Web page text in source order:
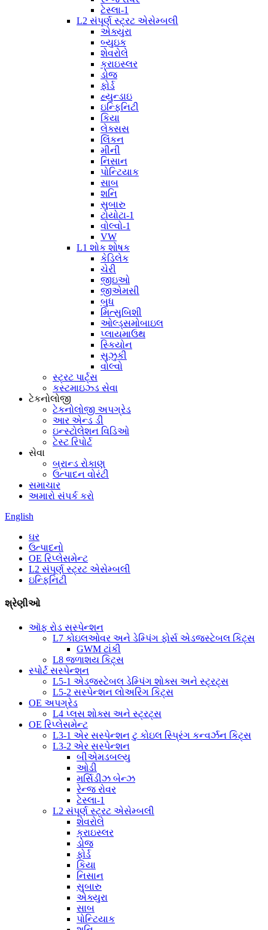
ટેસ્લા-1
L2 સંપૂર્ણ સ્ટ્રટ એસેમ્બલી
એક્યુરા
બ્યુઇક
શેવરોલે
ક્રાઇસ્લર
ડોજ
ફોર્ડ
હ્યુન્ડાઇ
ઇન્ફિનિટી
કિયા
લેક્સસ
લિંકન
મીની
નિસાન
પોન્ટિયાક
સાબ
શનિ
સુબારુ
ટોયોટા-1
વોલ્વો-1
VW
L1 શોક શોષક
કેડિલેક
ચેરી
જીઇઓ
જીએમસી
બુધ
મિત્સુબિશી
ઓલ્ડ્સમોબાઇલ
પ્લાયમાઉથ
સ્કિયોન
સુઝુકી
વોલ્વો
સ્ટ્રટ પાર્ટ્સ
કસ્ટમાઇઝ્ડ સેવા
ટેકનોલોજી
ટેકનોલોજી અપગ્રેડ
આર એન્ડ ડી
ઇન્સ્ટોલેશન વિડિઓ
ટેસ્ટ રિપોર્ટ
સેવા
બ્રાન્ડ રોકાણ
ઉત્પાદન વોરંટી
સમાચાર
અમારો સંપર્ક કરો
English
ઘર
ઉત્પાદનો
OE રિપ્લેસમેન્ટ
L2 સંપૂર્ણ સ્ટ્રટ એસેમ્બલી
ઇન્ફિનિટી
શ્રેણીઓ
ઑફ રોડ સસ્પેન્શન
L7 કોઇલઓવર અને ડેમ્પિંગ ફોર્સ એડજસ્ટેબલ કિટ્સ
GWM ટાંકી
L8 જળાશય કિટ્સ
સ્પોર્ટ સસ્પેન્શન
L5-1 એડજસ્ટેબલ ડેમ્પિંગ શોક્સ અને સ્ટ્રટ્સ
L5-2 સસ્પેન્શન લોઅરિંગ કિટ્સ
OE અપગ્રેડ
L4 પ્લસ શોક્સ અને સ્ટ્રટ્સ
OE રિપ્લેસમેન્ટ
L3-1 એર સસ્પેન્શન ટુ કોઇલ સ્પ્રિંગ કન્વર્ઝન કિટ્સ
L3-2 એર સસ્પેન્શન
બીએમડબલ્યુ
ઓડી
મર્સિડીઝ બેન્ઝ
રેન્જ રોવર
ટેસ્લા-1
L2 સંપૂર્ણ સ્ટ્રટ એસેમ્બલી
શેવરોલે
ક્રાઇસ્લર
ડોજ
ફોર્ડ
કિયા
નિસાન
સુબારુ
એક્યુરા
સાબ
પોન્ટિયાક